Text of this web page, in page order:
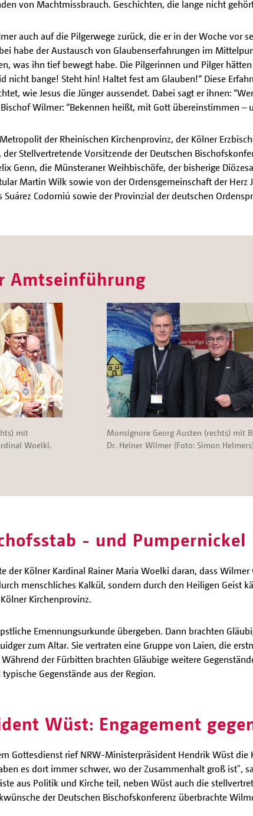
von Machtmissbrauch. Geschichten, die lange nicht
auch auf die Pilgerwege zurück, die er in der Woche vor
habe der Austausch von Glaubenserfahrungen im
was ihn tief bewegt habe. Die Pilgerinnen und Pilger
nicht bange! Steht hin! Haltet fest am Glauben!“ Diese
wie Jesus die Jünger aussendet. Dabei sagt er ihnen:
Wilmer: “Bekennen heißt, mit Gott übereinstimmen –
der Rheinischen Kirchenprovinz, der Kölner
Stellvertretende Vorsitzende der Deutschen
Genn, die Münsteraner Weihbischöfe, der bisherige
Martin Wilk sowie von der Ordensgemeinschaft der Herz
Suárez Codorniú sowie der Provinzial der deutschen
Amtseinführung
mit
Woelki.
Monsignore Georg Austen (rechts) mit
Dr. Heiner Wilmer (Foto: Simon Helmers)
- und Pumpernickel
der Kölner Kardinal Rainer Maria Woelki daran, dass
menschliches Kalkül, sondern durch den Heiligen Geist
Kirchenprovinz.
Ernennungsurkunde übergeben. Dann brachten
zum Altar. Sie vertraten eine Gruppe von Laien, die
der Fürbitten brachten Gläubige weitere
Gegenstände aus der Region.
Wüst: Engagement
Gottesdienst rief NRW-Ministerpräsident Hendrik Wüst die
es dort immer schwer, wo der Zusammenhalt groß ist",
aus Politik und Kirche teil, neben Wüst auch die
der Deutschen Bischofskonferenz überbrachte